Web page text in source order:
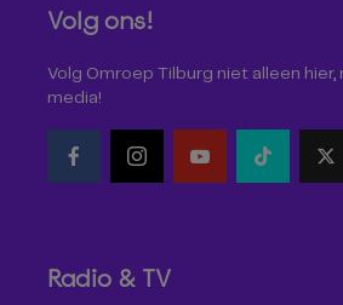
Volg ons!
Volg Omroep Tilburg niet alleen hier,
media!
Radio & TV